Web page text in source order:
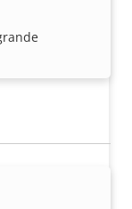
un